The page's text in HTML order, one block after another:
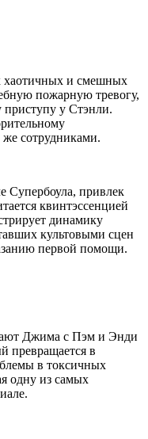
хаотичных и смешных
пожарную тревогу,
приступу у Стэнли.
сотрудниками.
Супербоула, привлек
квинтэссенцией
динамику
культовыми сцен
первой помощи.
Джима с Пэм и Энди
превращается в
в токсичных
одну из самых